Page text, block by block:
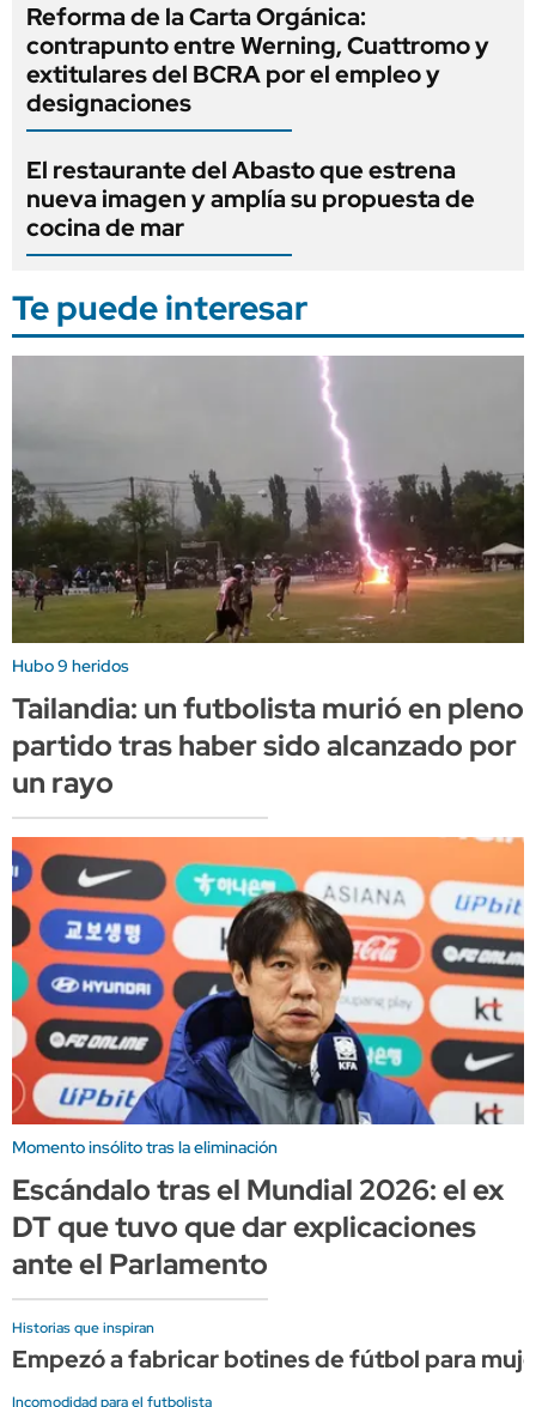
Reforma de la Carta Orgánica:
contrapunto entre Werning, Cuattromo y
extitulares del BCRA por el empleo y
designaciones
El restaurante del Abasto que estrena
nueva imagen y amplía su propuesta de
cocina de mar
Te puede interesar
Hubo 9 heridos
Tailandia: un futbolista murió en pleno
partido tras haber sido alcanzado por
un rayo
Momento insólito tras la eliminación
Escándalo tras el Mundial 2026: el ex
DT que tuvo que dar explicaciones
ante el Parlamento
Historias que inspiran
Empezó a fabricar botines de fútbol para
Incomodidad para el futbolista